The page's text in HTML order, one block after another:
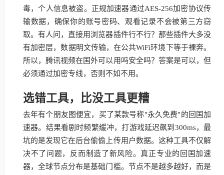
毒，个人信息被盗。正规加速器通过AES-256加密协议传
输数据，确保你的账号密码、观看记录不会被第三方窃
取。有人问，直接用浏览器插件行不行？那些插件大多没
有加密层，数据明文传输，在公共WiFi环境下等于裸奔。
所以，腾讯视频在国外可以用吗安全吗？答案是可以，但
必须通过加密专线，否则不如不用。
选错工具，比没工具更糟
去年有个朋友图便宜，买了某款号称"永久免费"的回国加
速器。结果看剧时频繁缓冲，打游戏延迟飙到300ms，最
坑的是发现它在后台偷偷上传用户数据。这种工具不仅解
决不了问题，反而制造了新风险。真正专业的回国加速
器，全球节点分布是基础门槛。节点不是越多越好，而是